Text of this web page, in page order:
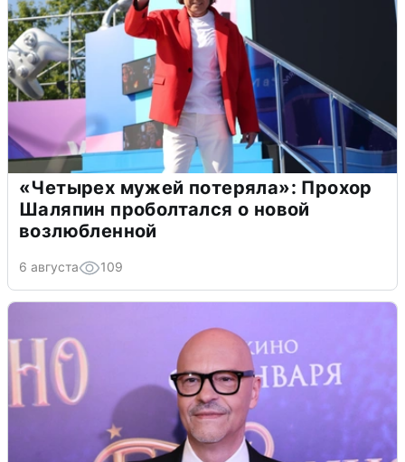
«Четырех мужей потеряла»: Прохор
Шаляпин проболтался о новой
возлюбленной
6 августа 109